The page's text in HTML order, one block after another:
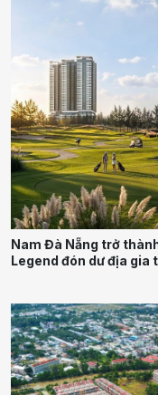
Nam Đà Nẵng trở
Legend đón dư địa gia